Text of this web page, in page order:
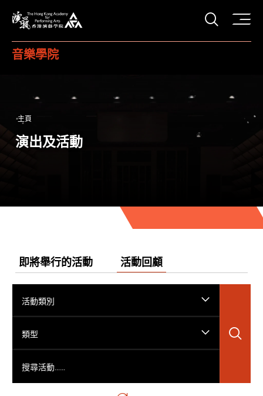
打開
音樂學院
主頁
演出及活動
即將舉行的活動 活動回顧
活動類別
類型